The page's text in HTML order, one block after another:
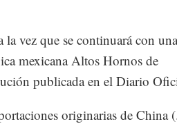
vez que se continuará con una
mexicana Altos Hornos de
publicada en el Diario
originarias de China